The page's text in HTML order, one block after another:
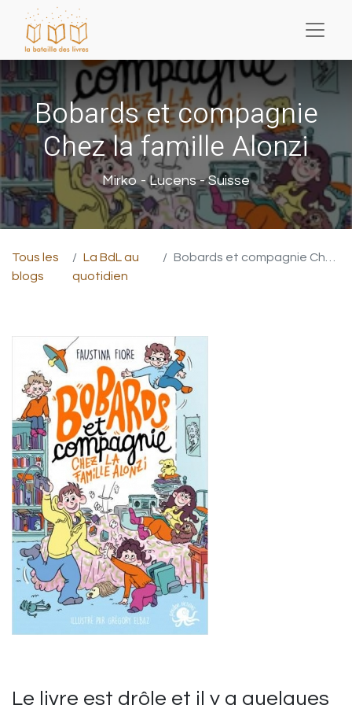
Bobards et compagnie
Chez la famille Alonzi
Mirko - Lucens - Suisse
Tous les
blogs
La BdL au
quotidien
Bobards et compagnie Chez la famille Alonzi
Le livre est drôle et il y a quelques